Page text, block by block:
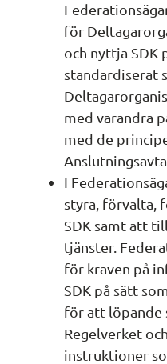
för
och nyttja SDK
standardiserat
med varandra
med de
I
styra, förvalta,
SDK samt att
tjänster.
för kraven på
SDK på sätt
för att löpande
Regelverket
instruktioner